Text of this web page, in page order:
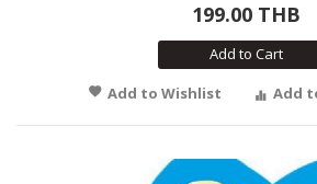
199.00 THB
Add to Cart
Add to Wishlist
Add